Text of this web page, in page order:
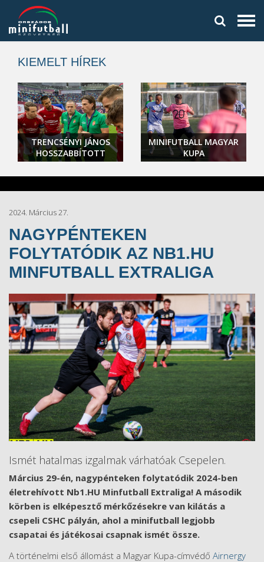
KIEMELT HÍREK
TRENCSÉNYI JÁNOS
HOSSZABBÍTOTT
MINIFUTBALL MAGYAR
KUPA
2024. Március 27.
NAGYPÉNTEKEN
FOLYTATÓDIK AZ NB1.HU
MINFUTBALL EXTRALIGA
Ismét hatalmas izgalmak várhatóak Csepelen.
Március 29-én, nagypénteken folytatódik 2024-ben
életrehívott Nb1.HU Minfutball Extraliga! A második
körben is elképesztő mérkőzésekre van kilátás a
csepeli CSHC pályán, ahol a minifutball legjobb
csapatai és játékosai csapnak ismét össze.
A történelmi első állomást a Magyar Kupa-címvédő Airnergy